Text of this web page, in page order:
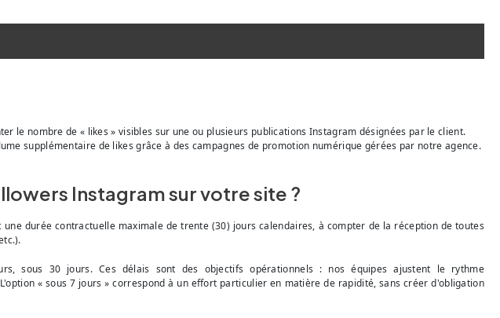
le nombre de « likes » visibles sur une ou plusieurs publications Instagram désignées par le client.
supplémentaire de likes grâce à des campagnes de promotion numérique gérées par notre agence.
Instagram sur votre site ?
durée contractuelle maximale de trente (30) jours calendaires, à compter de la réception de toutes
sous 30 jours. Ces délais sont des objectifs opérationnels : nos équipes ajustent le rythme
« sous 7 jours » correspond à un effort particulier en matière de rapidité, sans créer d'obligation